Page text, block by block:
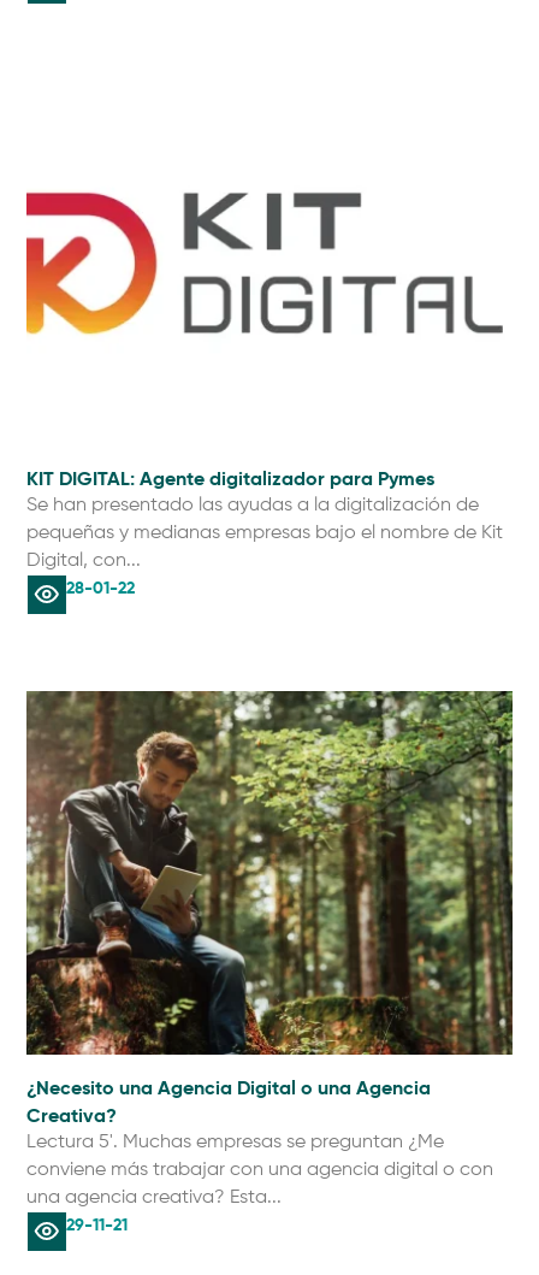
KIT DIGITAL: Agente digitalizador para Pymes
Se han presentado las ayudas a la digitalización de
pequeñas y medianas empresas bajo el nombre de Kit
Digital, con...
28-01-22
¿Necesito una Agencia Digital o una Agencia
Creativa?
Lectura 5'. Muchas empresas se preguntan ¿Me
conviene más trabajar con una agencia digital o con
una agencia creativa? Esta...
29-11-21